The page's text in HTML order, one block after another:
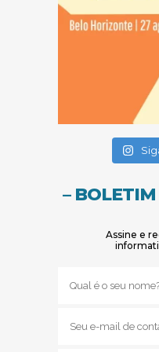
–
Assine e